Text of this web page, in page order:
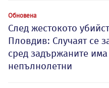
Обновена
След жестокото
Пловдив: Случаят се
сред задържаните
непълнолетни